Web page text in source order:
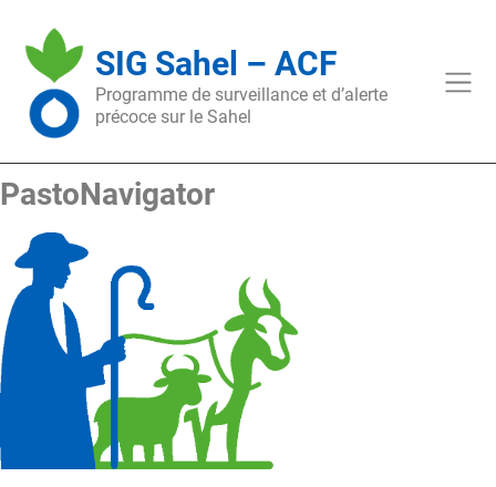
content
SIG Sahel – ACF
Programme de surveillance et d’alerte
précoce sur le Sahel
Skip
content
PastoNavigator